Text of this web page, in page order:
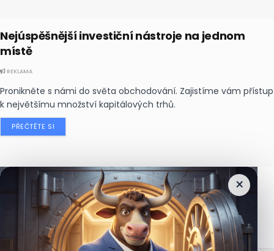
Nejúspěšnější investiční nástroje na jednom
místě
REKLAMA
Pronikněte s námi do světa obchodování. Zajistíme vám přístup
k největšímu množství kapitálových trhů.
PŘEČTĚTE SI
×
Nejčtenějšízprávy